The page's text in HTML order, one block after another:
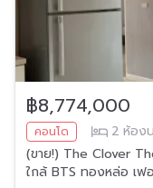
฿8,774,000
คอนโด
2 ห้อง
(ขาย!) The Clover
ใกล้ BTS ทองหล่อ เฟ